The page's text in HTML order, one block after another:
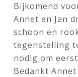
Bijkomend
Annet en Jan
schoon en
tegenstelling
nodig om
Bedankt Annet